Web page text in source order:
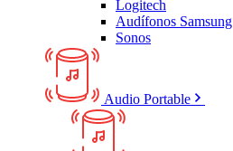
Logitech
Audífonos Samsung
Sonos
Audio Portable